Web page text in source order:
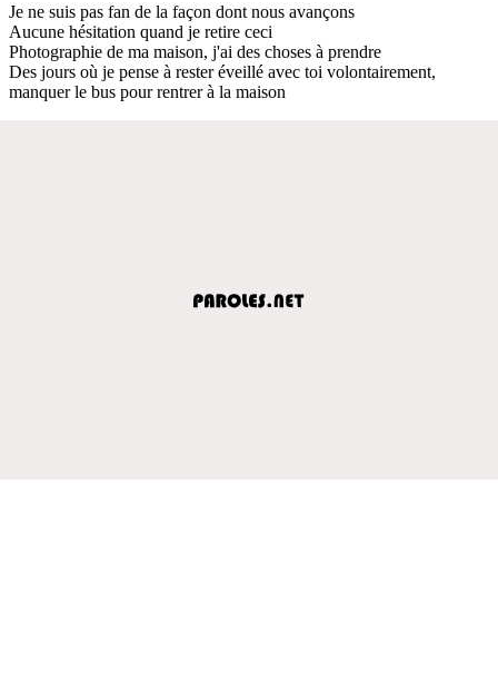
Je ne suis pas fan de la façon dont nous avançons
Aucune hésitation quand je retire ceci
Photographie de ma maison, j'ai des choses à prendre
Des jours où je pense à rester éveillé avec toi volontairement,
manquer le bus pour rentrer à la maison